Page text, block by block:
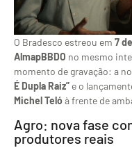
O Bradesco estreou em 7
AlmapBBDO no mesmo
momento de gravação: a
É Dupla Raiz” e o
Michel Telóà frente de
Agro: nova fase
produtores reais